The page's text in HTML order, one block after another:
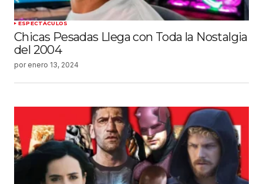
ESPECTÁCULOS
Chicas Pesadas Llega con Toda la Nostalgia
del 2004
por enero 13, 2024